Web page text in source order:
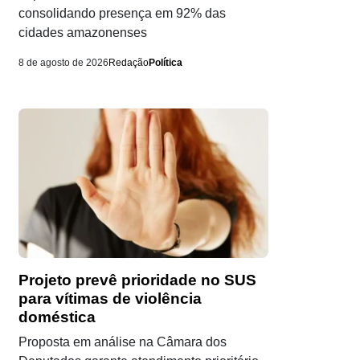
consolidando presença em 92% das
cidades amazonenses
8 de agosto de 2026 RedaçãoPolítica
Projeto prevê prioridade no SUS
para vítimas de violência
doméstica
Proposta em análise na Câmara dos